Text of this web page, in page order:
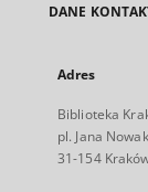
DANE
Adres
Biblioteka
pl. Jana
31-154